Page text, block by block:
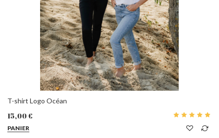
T-shirt Logo Océan
15,00 €
PANIER